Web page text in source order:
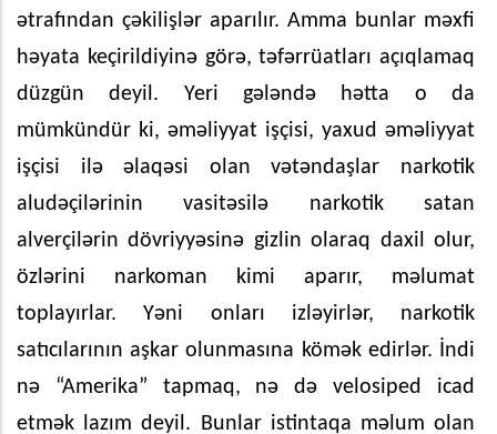
ətrafından çəkilişlər aparılır. Amma bunlar məxfi
həyata keçirildiyinə görə, təfərrüatları açıqlamaq
düzgün deyil. Yeri gələndə hətta o da
mümkündür ki, əməliyyat işçisi, yaxud əməliyyat
işçisi ilə əlaqəsi olan vətəndaşlar narkotik
aludəçilərinin vasitəsilə narkotik satan
alverçilərin dövriyyəsinə gizlin olaraq daxil olur,
özlərini narkoman kimi aparır, məlumat
toplayırlar. Yəni onları izləyirlər, narkotik
satıcılarının aşkar olunmasına kömək edirlər. İndi
nə “Amerika” tapmaq, nə də velosiped icad
etmək lazım deyil. Bunlar istintaqa məlum olan